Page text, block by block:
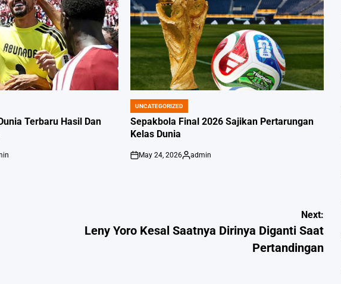
Terbaru Hasil Dan
POSTED
IN
UNCATEGORIZED
Sepakbola Final 2026 Sajikan Pertarungan
Kelas Dunia
on
May 24, 2026
Posted
admin
Next:
Leny Yoro Kesal Saatnya Dirinya Diganti Saat
Pertandingan